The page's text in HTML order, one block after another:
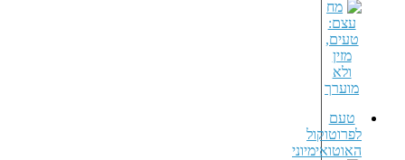
טעם
לפרוטוקול
האוטואימיוני